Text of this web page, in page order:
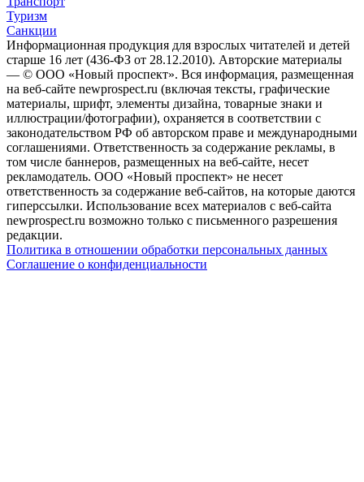
Туризм
Санкции
Информационная продукция для взрослых читателей и детей
старше 16 лет (436-ФЗ от 28.12.2010). Авторские материалы
— © ООО «Новый проспект». Вся информация, размещенная
на веб-сайте newprospect.ru (включая тексты, графические
материалы, шрифт, элементы дизайна, товарные знаки и
иллюстрации/фотографии), охраняется в соответствии с
законодательством РФ об авторском праве и международными
соглашениями. Ответственность за содержание рекламы, в
том числе баннеров, размещенных на веб-сайте, несет
рекламодатель. ООО «Новый проспект» не несет
ответственность за содержание веб-сайтов, на которые даются
гиперссылки. Использование всех материалов с веб-сайта
newprospect.ru возможно только с письменного разрешения
редакции.
Политика в отношении обработки персональных данных
Соглашение о конфиденциальности